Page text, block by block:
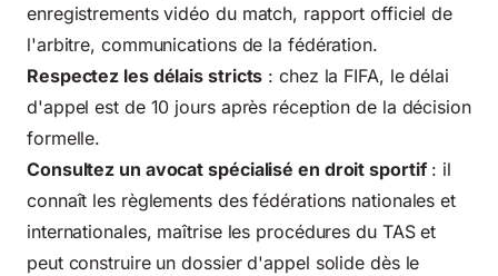
enregistrements vidéo du match, rapport officiel de
l'arbitre, communications de la fédération.
Respectez les délais stricts : chez la FIFA, le délai
d'appel est de 10 jours après réception de la décision
formelle.
Consultez un avocat spécialisé en droit sportif: il
connaît les règlements des fédérations nationales et
internationales, maîtrise les procédures du TAS et
peut construire un dossier d'appel solide dès le